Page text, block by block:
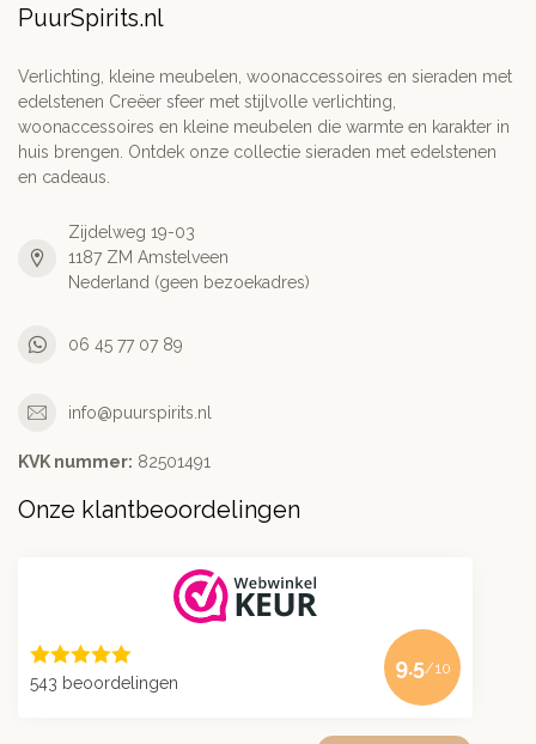
PuurSpirits.nl
Verlichting, kleine meubelen, woonaccessoires en sieraden met
edelstenen Creëer sfeer met stijlvolle verlichting,
woonaccessoires en kleine meubelen die warmte en karakter in
huis brengen. Ontdek onze collectie sieraden met edelstenen
en cadeaus.
Zijdelweg 19-03
1187 ZM Amstelveen
Nederland (geen bezoekadres)
06 45 77 07 89
info@puurspirits.nl
KVK nummer: 82501491
Onze klantbeoordelingen
543 beoordelingen
9.5/10